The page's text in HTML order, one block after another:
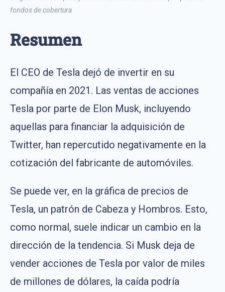
fondos de cobertura
Resumen
El CEO de Tesla dejó de invertir en su
compañía en 2021. Las ventas de acciones
Tesla por parte de Elon Musk, incluyendo
aquellas para financiar la adquisición de
Twitter, han repercutido negativamente en la
cotización del fabricante de automóviles.
Se puede ver, en la gráfica de precios de
Tesla, un patrón de Cabeza y Hombros. Esto,
como normal, suele indicar un cambio en la
dirección de la tendencia. Si Musk deja de
vender acciones de Tesla por valor de miles
de millones de dólares, la caída podría